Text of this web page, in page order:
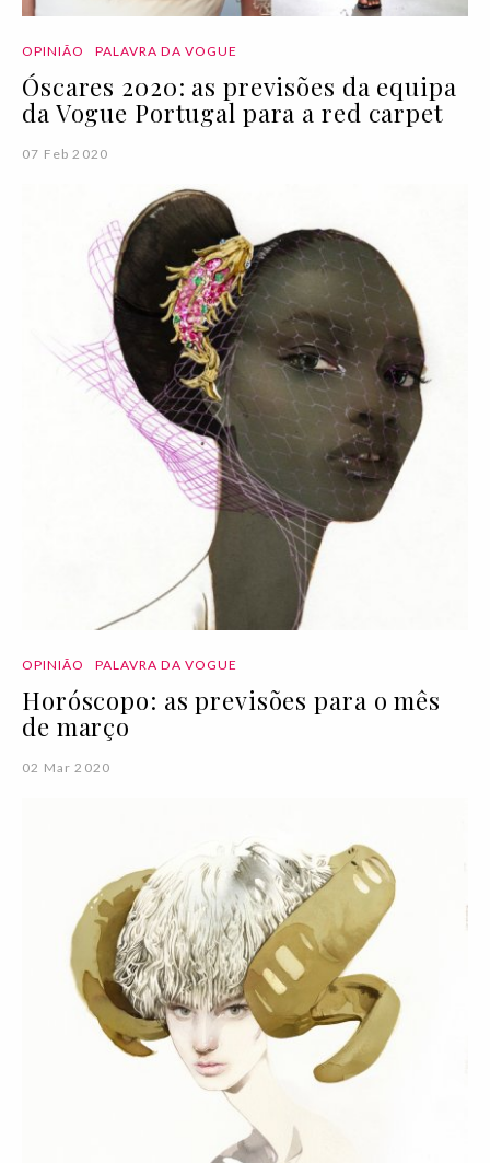
OPINIÃO PALAVRA DA VOGUE
Óscares 2020: as previsões da equipa
da Vogue Portugal para a red carpet
07 Feb 2020
OPINIÃO PALAVRA DA VOGUE
Horóscopo: as previsões para o mês
de março
02 Mar 2020